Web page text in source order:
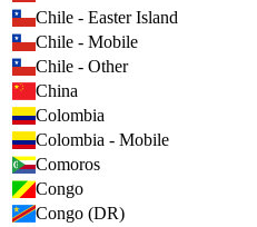
Chile - Easter Island
Chile - Mobile
Chile - Other
China
Colombia
Colombia - Mobile
Comoros
Congo
Congo (DR)